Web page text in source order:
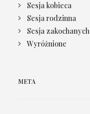
Sesja kobieca
Sesja rodzinna
Sesja zakochanych
Wyróżnione
META